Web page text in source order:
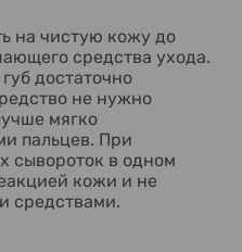
лучей. После
крышку.
что это не сложная
японская
коллагеном и
легко встраивается в
точечного и общего
стеклянном
на чистую кожу до
средства ухода.
достаточно
не нужно
мягко
пальцев. При
сывороток в одном
кожи и не
средствами.